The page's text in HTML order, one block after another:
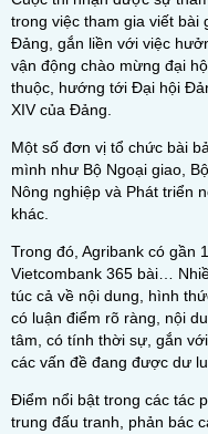
trong việc tham gia viết bài
Đảng, gắn liền với việc
vận động chào mừng đại
thuộc, hướng tới Đại hội
XIV của Đảng.
Một số đơn vị tổ chức bài
mình như Bộ Ngoại giao,
Nông nghiệp và Phát triển
khác.
Trong đó, Agribank có gần
Vietcombank 365 bài…
túc cả về nội dung, hình
có luận điểm rõ ràng, nội
tâm, có tính thời sự, gắn
các vấn đề đang được dư
Điểm nổi bật trong các tác
trung đấu tranh, phản bác